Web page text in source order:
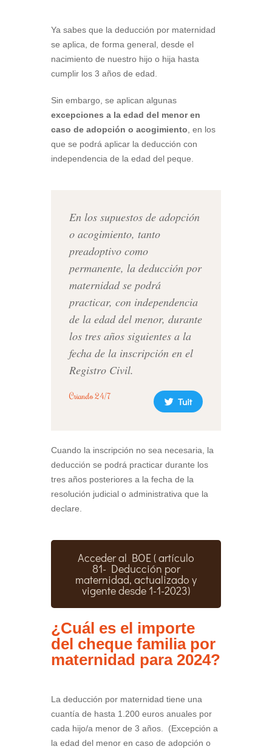
Ya sabes que la deducción por maternidad
se aplica, de forma general, desde el
nacimiento de nuestro hijo o hija hasta
cumplir los 3 años de edad.
Sin embargo, se aplican algunas
excepciones a la edad del menor en
caso de adopción o acogimiento, en los
que se podrá aplicar la deducción con
independencia de la edad del peque.
En los supuestos de adopción
o acogimiento, tanto
preadoptivo como
permanente, la deducción por
maternidad se podrá
practicar, con independencia
de la edad del menor, durante
los tres años siguientes a la
fecha de la inscripción en el
Registro Civil.
Criando 24/7 Tuit
Cuando la inscripción no sea necesaria, la
deducción se podrá practicar durante los
tres años posteriores a la fecha de la
resolución judicial o administrativa que la
declare.
Acceder al BOE ( artículo
81- Deducción por
maternidad, actualizado y
vigente desde 1-1-2023)
¿Cuál es el importe
del cheque familia por
maternidad para 2024?
La deducción por maternidad tiene una
cuantía de hasta 1.200 euros anuales por
cada hijo/a menor de 3 años. (Excepción a
la edad del menor en caso de adopción o